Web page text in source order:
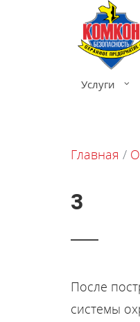
Услуги
Главная /
3
После
системы